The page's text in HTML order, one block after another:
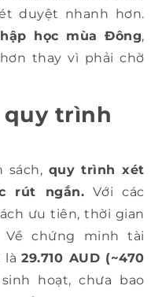
duyệt nhanh hơn.
học mùa Đông,
thay vì phải chờ
trình
sách, quy trình xét
rút ngắn. Với các
ưu tiên, thời gian
chứng minh tài
là29.710 AUD (~470
hoạt, chưa bao